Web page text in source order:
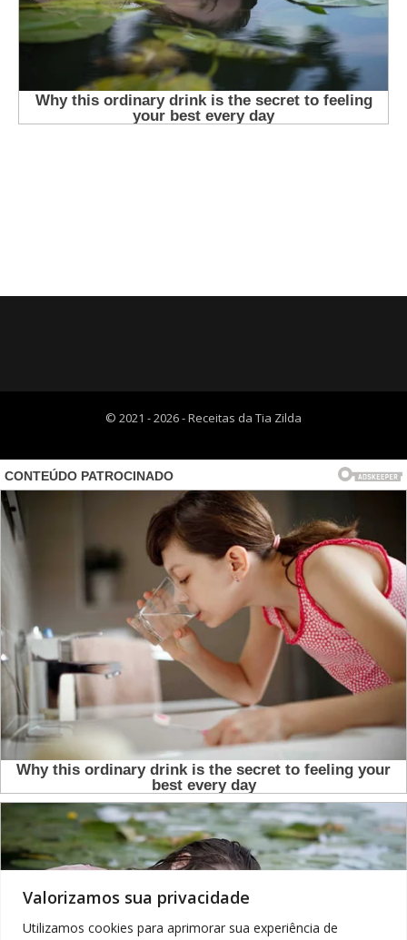
Valorizamos sua privacidade
Utilizamos cookies para aprimorar sua experiência de
© 2021 - 2026 - Receitas da Tia Zilda